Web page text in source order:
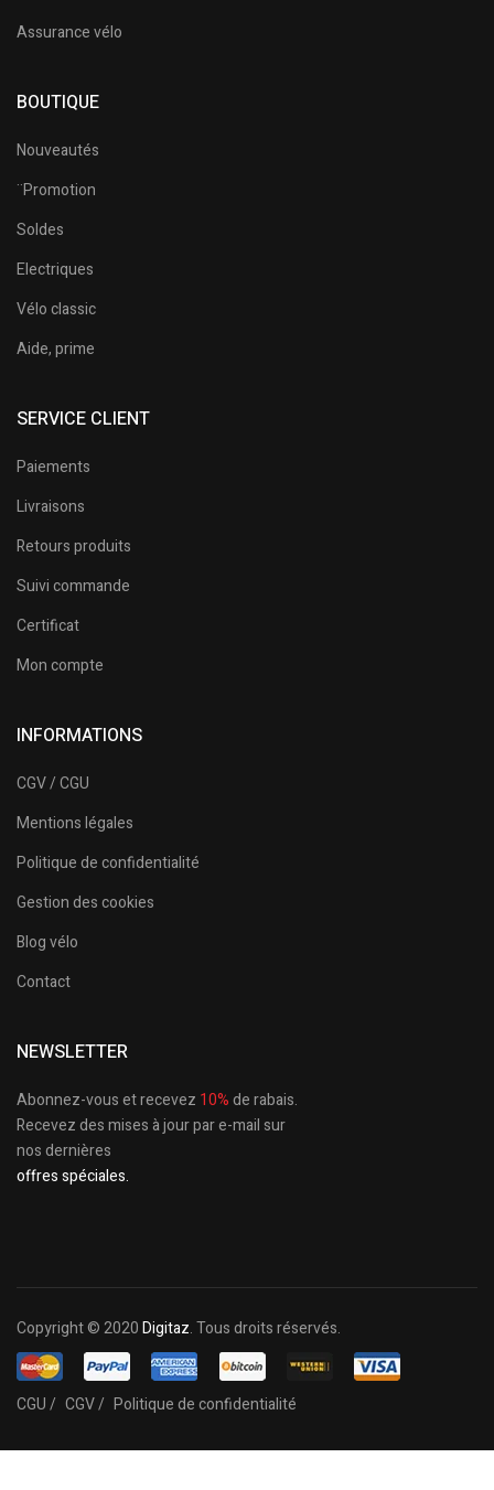
Assurance vélo
BOUTIQUE
Nouveautés
¨Promotion
Soldes
Electriques
Vélo classic
Aide, prime
SERVICE CLIENT
Paiements
Livraisons
Retours produits
Suivi commande
Certificat
Mon compte
INFORMATIONS
CGV / CGU
Mentions légales
Politique de confidentialité
Gestion des cookies
Blog vélo
Contact
NEWSLETTER
Abonnez-vous et recevez 10%de rabais.
Recevez des mises à jour par e-mail sur
nos dernières
offres spéciales.
Copyright © 2020Digitaz. Tous droits réservés.
CGU / CGV / Politique de confidentialité